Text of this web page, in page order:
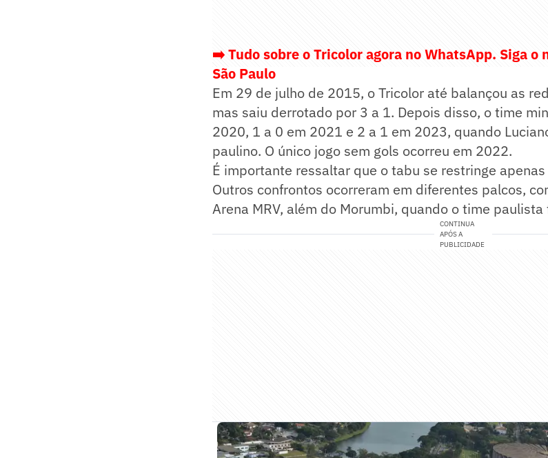
➡️ Tudo sobre o Tricolor agora no WhatsApp. Siga o
São Paulo
Em 29 de julho de 2015, o Tricolor até balançou as
mas saiu derrotado por 3 a 1. Depois disso, o time
2020, 1 a 0 em 2021 e 2 a 1 em 2023, quando
paulino. O único jogo sem gols ocorreu em 2022.
É importante ressaltar que o tabu se restringe
Outros confrontos ocorreram em diferentes palcos,
Arena MRV, além do Morumbi, quando o time
CONTINUA
APÓS A
PUBLICIDADE